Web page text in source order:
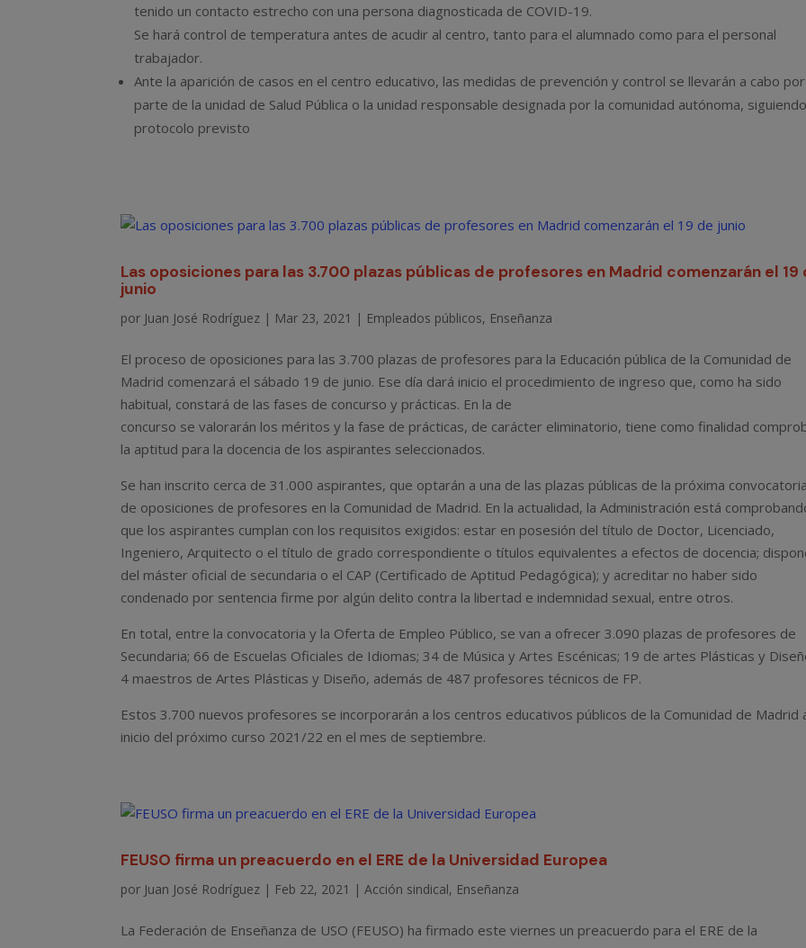
tenido un contacto estrecho con una persona diagnosticada de COVID-19.
Se hará control de temperatura antes de acudir al centro, tanto para el alumnado como para el personal
trabajador.
Ante la aparición de casos en el centro educativo, las medidas de prevención y control se llevarán a cabo por
parte de la unidad de Salud Pública o la unidad responsable designada por la comunidad autónoma,
protocolo previsto
Las oposiciones para las 3.700 plazas públicas de profesores en Madrid comenzarán el 19
junio
por Juan José Rodríguez | Mar 23, 2021 | Empleados públicos, Enseñanza
El proceso de oposiciones para las 3.700 plazas de profesores para la Educación pública de la Comunidad de
Madrid comenzará el sábado 19 de junio. Ese día dará inicio el procedimiento de ingreso que, como ha sido
habitual, constará de las fases de concurso y prácticas. En la de
concurso se valorarán los méritos y la fase de prácticas, de carácter eliminatorio, tiene como finalidad
la aptitud para la docencia de los aspirantes seleccionados.
Se han inscrito cerca de 31.000 aspirantes, que optarán a una de las plazas públicas de la próxima convocatoria
de oposiciones de profesores en la Comunidad de Madrid. En la actualidad, la Administración está
que los aspirantes cumplan con los requisitos exigidos: estar en posesión del título de Doctor, Licenciado,
Ingeniero, Arquitecto o el título de grado correspondiente o títulos equivalentes a efectos de docencia;
del máster oficial de secundaria o el CAP (Certificado de Aptitud Pedagógica); y acreditar no haber sido
condenado por sentencia firme por algún delito contra la libertad e indemnidad sexual, entre otros.
En total, entre la convocatoria y la Oferta de Empleo Público, se van a ofrecer 3.090 plazas de profesores de
Secundaria; 66 de Escuelas Oficiales de Idiomas; 34 de Música y Artes Escénicas; 19 de artes Plásticas y
4 maestros de Artes Plásticas y Diseño, además de 487 profesores técnicos de FP.
Estos 3.700 nuevos profesores se incorporarán a los centros educativos públicos de la Comunidad de Madrid
inicio del próximo curso 2021/22 en el mes de septiembre.
FEUSO firma un preacuerdo en el ERE de la Universidad Europea
por Juan José Rodríguez | Feb 22, 2021 |Acción sindical, Enseñanza
La Federación de Enseñanza de USO (FEUSO) ha firmado este viernes un preacuerdo para el ERE de la